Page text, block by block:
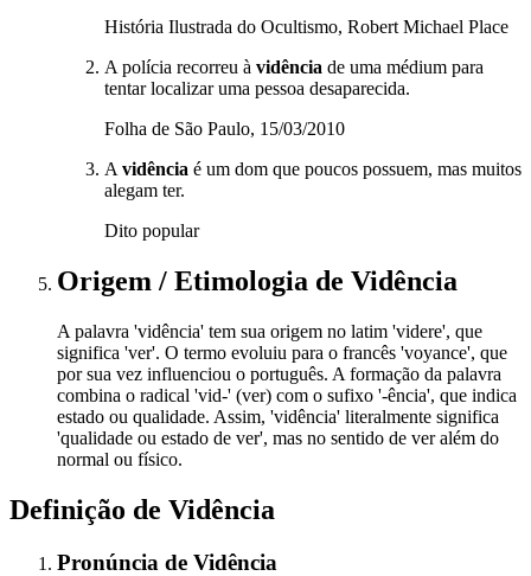
História Ilustrada do Ocultismo, Robert Michael Place
A polícia recorreu à vidência de uma médium para
tentar localizar uma pessoa desaparecida.
Folha de São Paulo, 15/03/2010
A vidência é um dom que poucos possuem, mas muitos
alegam ter.
Dito popular
Origem / Etimologia de Vidência
A palavra 'vidência' tem sua origem no latim 'videre', que
significa 'ver'. O termo evoluiu para o francês 'voyance', que
por sua vez influenciou o português. A formação da palavra
combina o radical 'vid-' (ver) com o sufixo '-ência', que indica
estado ou qualidade. Assim, 'vidência' literalmente significa
'qualidade ou estado de ver', mas no sentido de ver além do
normal ou físico.
Definição de Vidência
Pronúncia de Vidência